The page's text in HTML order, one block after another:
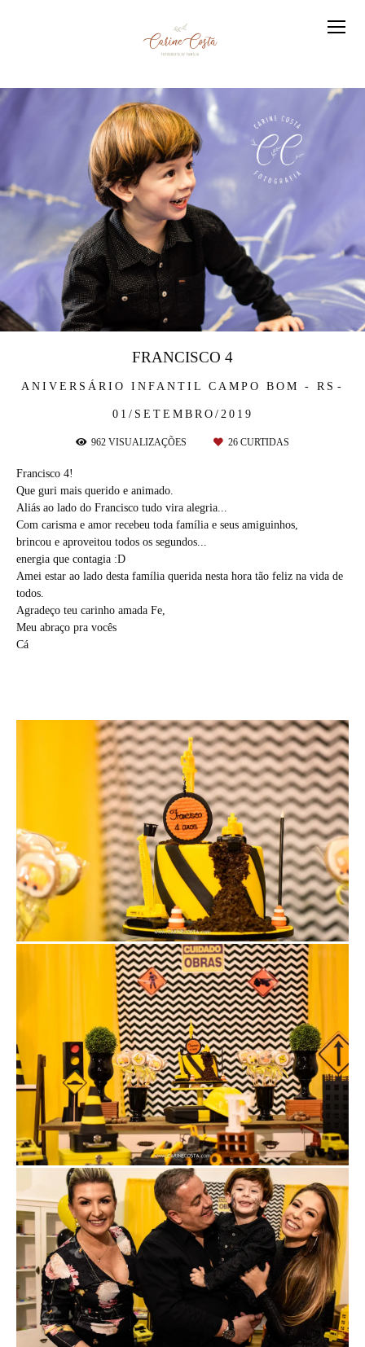
ANIVERSÁRIO INFANTIL CAMPO BOM - RS
01/SETEMBRO/2019
FRANCISCO 4
962 VISUALIZAÇÕES 26 CURTIDAS
Francisco 4!
Que guri mais querido e animado.
Aliás ao lado do Francisco tudo vira alegria...
Com carisma e amor recebeu toda família e seus amiguinhos,
brincou e aproveitou todos os segundos...
energia que contagia :D
Amei estar ao lado desta família querida nesta hora tão feliz na vida de
todos.
Agradeço teu carinho amada Fe,
Meu abraço pra vocês
Cá